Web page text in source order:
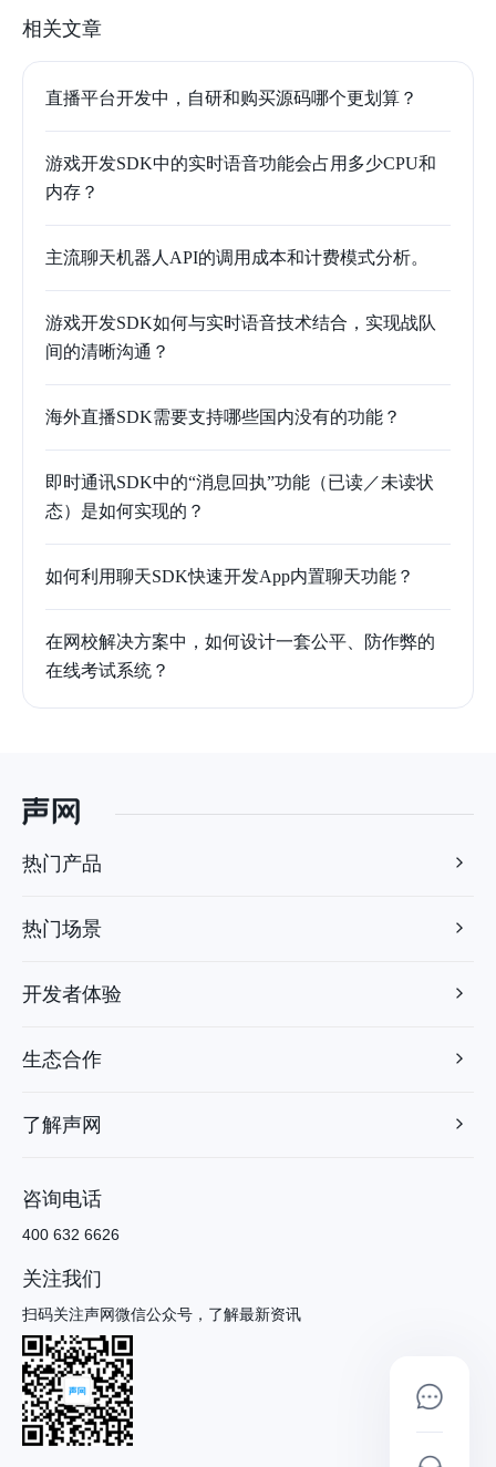
相关文章
直播平台开发中，自研和购买源码哪个更划算？
游戏开发SDK中的实时语音功能会占用多少CPU和
内存？
主流聊天机器人API的调用成本和计费模式分析。
游戏开发SDK如何与实时语音技术结合，实现战队
间的清晰沟通？
海外直播SDK需要支持哪些国内没有的功能？
即时通讯SDK中的“消息回执”功能（已读／未读状
态）是如何实现的？
如何利用聊天SDK快速开发App内置聊天功能？
在网校解决方案中，如何设计一套公平、防作弊的
在线考试系统？
热门产品
热门场景
开发者体验
生态合作
了解声网
咨询电话
400 632 6626
关注我们
扫码关注声网微信公众号，了解最新资讯